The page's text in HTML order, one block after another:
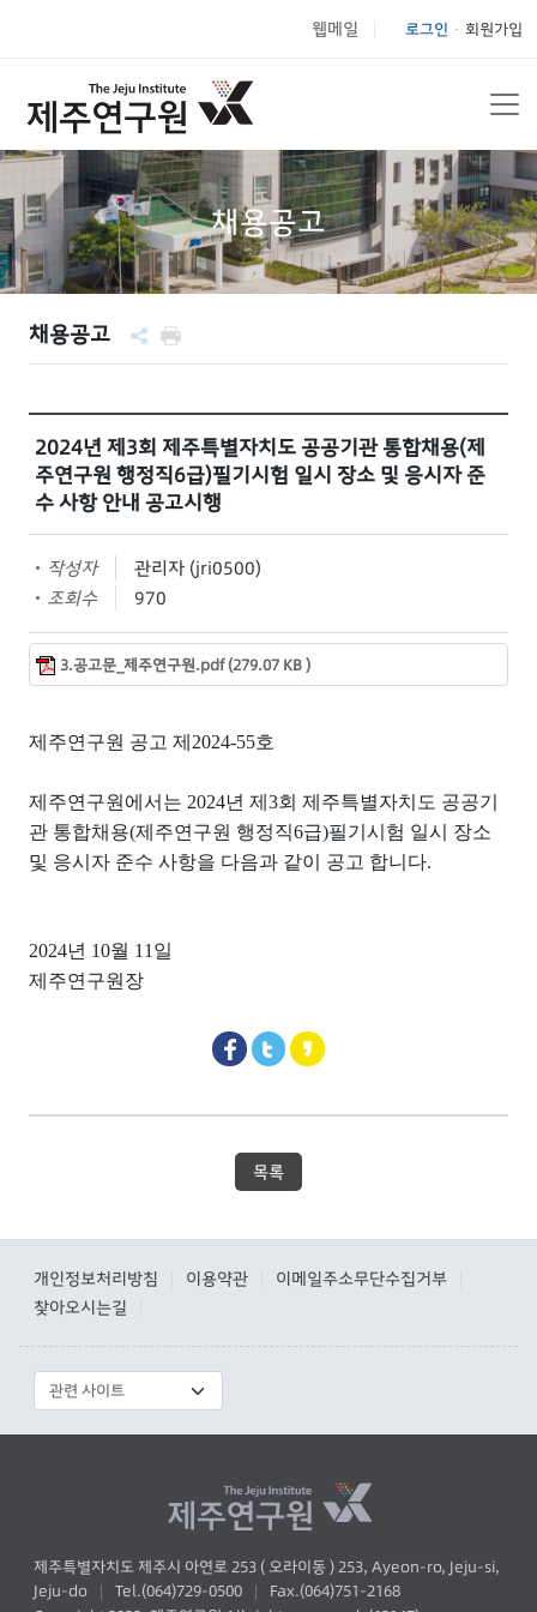
웹메일 로그인 회원가입
채용공고
채용공고
2024년 제3회 제주특별자치도 공공기관 통합채용(제
주연구원 행정직6급)필기시험 일시 장소 및 응시자 준
수 사항 안내 공고시행
작성자
관리자 (jri0500)
조회수
970
3.공고문_제주연구원.pdf (279.07 KB )
제주연구원 공고 제 2024-55호
제주연구원에서는 2024년 제3회 제주특별자치도 공공기
관 통합채용(제주연구원 행정직6급)필기시험 일시 장소
및 응시자 준수 사항을 다음과 같이 공고 합니다.
2024년 10월 11 일
제주연구원장
목록
개인정보처리방침 이용약관 이메일주소무단수집거부
찾아오시는길
제주특별자치도 제주시 아연로 253 ( 오라이동 ) 253, Ayeon-ro, Jeju-si,
Jeju-do
| Tel.(064)729-0500 |
Fax.(064)751-2168